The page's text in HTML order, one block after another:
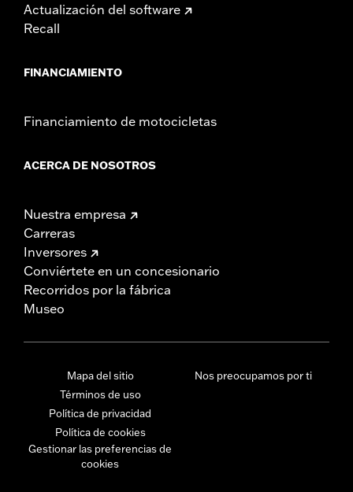
Actualización del software
Recall
FINANCIAMIENTO
Financiamiento de motocicletas
ACERCA DE NOSOTROS
Nuestra empresa
Carreras
Inversores
Conviértete en un concesionario
Recorridos por la fábrica
Museo
Mapa del sitio
Términos de uso
Política de privacidad
Política de cookies
Gestionar las preferencias de
cookies
Nos preocupamos por ti